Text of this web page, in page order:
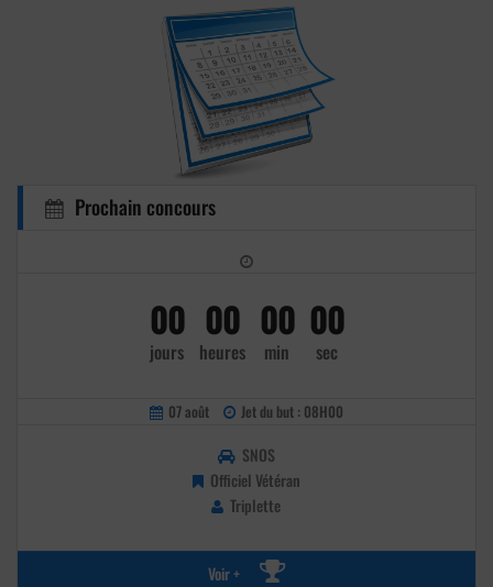
Prochain concours
00
jours
00
heures
00
min
00
sec
07 août Jet du but : 08H00
SNOS
Officiel Vétéran
Triplette
Voir +